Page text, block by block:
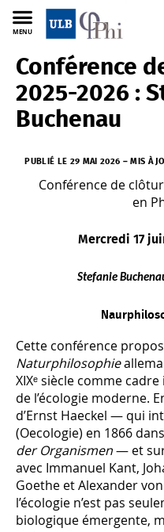
MENU
PHI FR Actualités
Conférence
2025-2026 :
Buchenau
PUBLIÉ LE 29 MAI 2026 – MIS À
Conférence de
en
Mercredi 17
Stefanie
Cette conférence
Naturphilosophie
XIXᵉ siècle comme
de l’écologie moderne.
d’Ernst Haeckel — qui
(Oecologie) en 1866
der Organismen— et
avec Immanuel Kant,
Goethe et Alexander
l’écologie n’est pas
biologique émergente,